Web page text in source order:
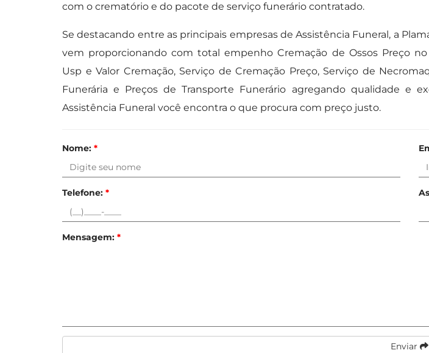
com o crematório e do pacote de serviço funerário contratado.
Se destacando entre as principais empresas de Assistência Funeral, a
vem proporcionando com total empenho Cremação de Ossos Preço
Usp e Valor Cremação, Serviço de Cremação Preço, Serviço de
Funerária e Preços de Transporte Funerário agregando qualidade e
Assistência Funeral você encontra o que procura com preço justo.
Nome: *
Telefone: *
Mensagem: *
Enviar